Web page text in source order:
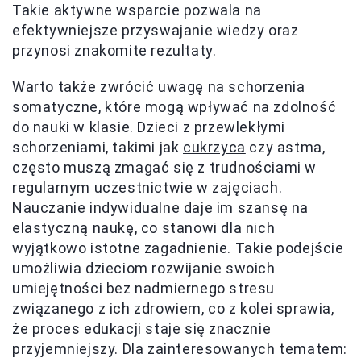
Takie aktywne wsparcie pozwala na
efektywniejsze przyswajanie wiedzy oraz
przynosi znakomite rezultaty.
Warto także zwrócić uwagę na schorzenia
somatyczne, które mogą wpływać na zdolność
do nauki w klasie. Dzieci z przewlekłymi
schorzeniami, takimi jak cukrzyca czy astma,
często muszą zmagać się z trudnościami w
regularnym uczestnictwie w zajęciach.
Nauczanie indywidualne daje im szansę na
elastyczną naukę, co stanowi dla nich
wyjątkowo istotne zagadnienie. Takie podejście
umożliwia dzieciom rozwijanie swoich
umiejętności bez nadmiernego stresu
związanego z ich zdrowiem, co z kolei sprawia,
że proces edukacji staje się znacznie
przyjemniejszy. Dla zainteresowanych tematem: